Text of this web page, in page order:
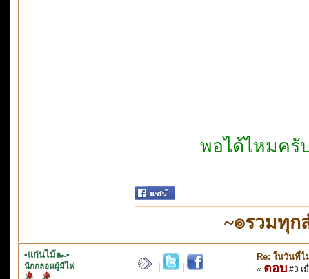
พอได้ไหมครั
~๏รวมทุ
•แก่นไม้๛•
นักกลอนผู้มีไฟ
Re: ในวันที่ไ
« ตอบ #3 เ